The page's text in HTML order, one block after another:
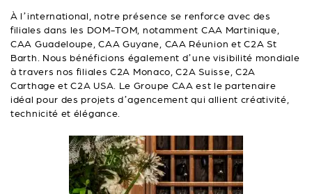
À l’international, notre présence se renforce avec des
filiales dans les DOM-TOM, notamment CAA Martinique,
CAA Guadeloupe, CAA Guyane, CAA Réunion et C2A St
Barth. Nous bénéficions également d’une visibilité mondiale
à travers nos filiales C2A Monaco, C2A Suisse, C2A
Carthage et C2A USA. Le Groupe CAA est le partenaire
idéal pour des projets d’agencement qui allient créativité,
technicité et élégance.